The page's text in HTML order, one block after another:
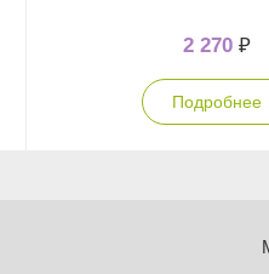
2 270 ₽
Подробнее